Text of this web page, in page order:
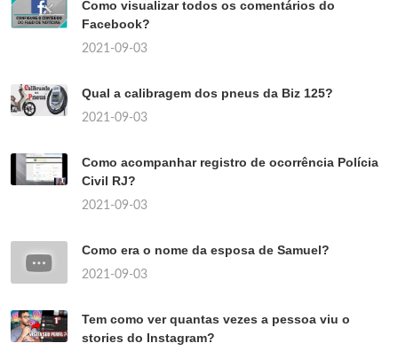
Como visualizar todos os comentários do
Facebook?
2021-09-03
Qual a calibragem dos pneus da Biz 125?
2021-09-03
Como acompanhar registro de ocorrência Polícia
Civil RJ?
2021-09-03
Como era o nome da esposa de Samuel?
2021-09-03
Tem como ver quantas vezes a pessoa viu o
stories do Instagram?